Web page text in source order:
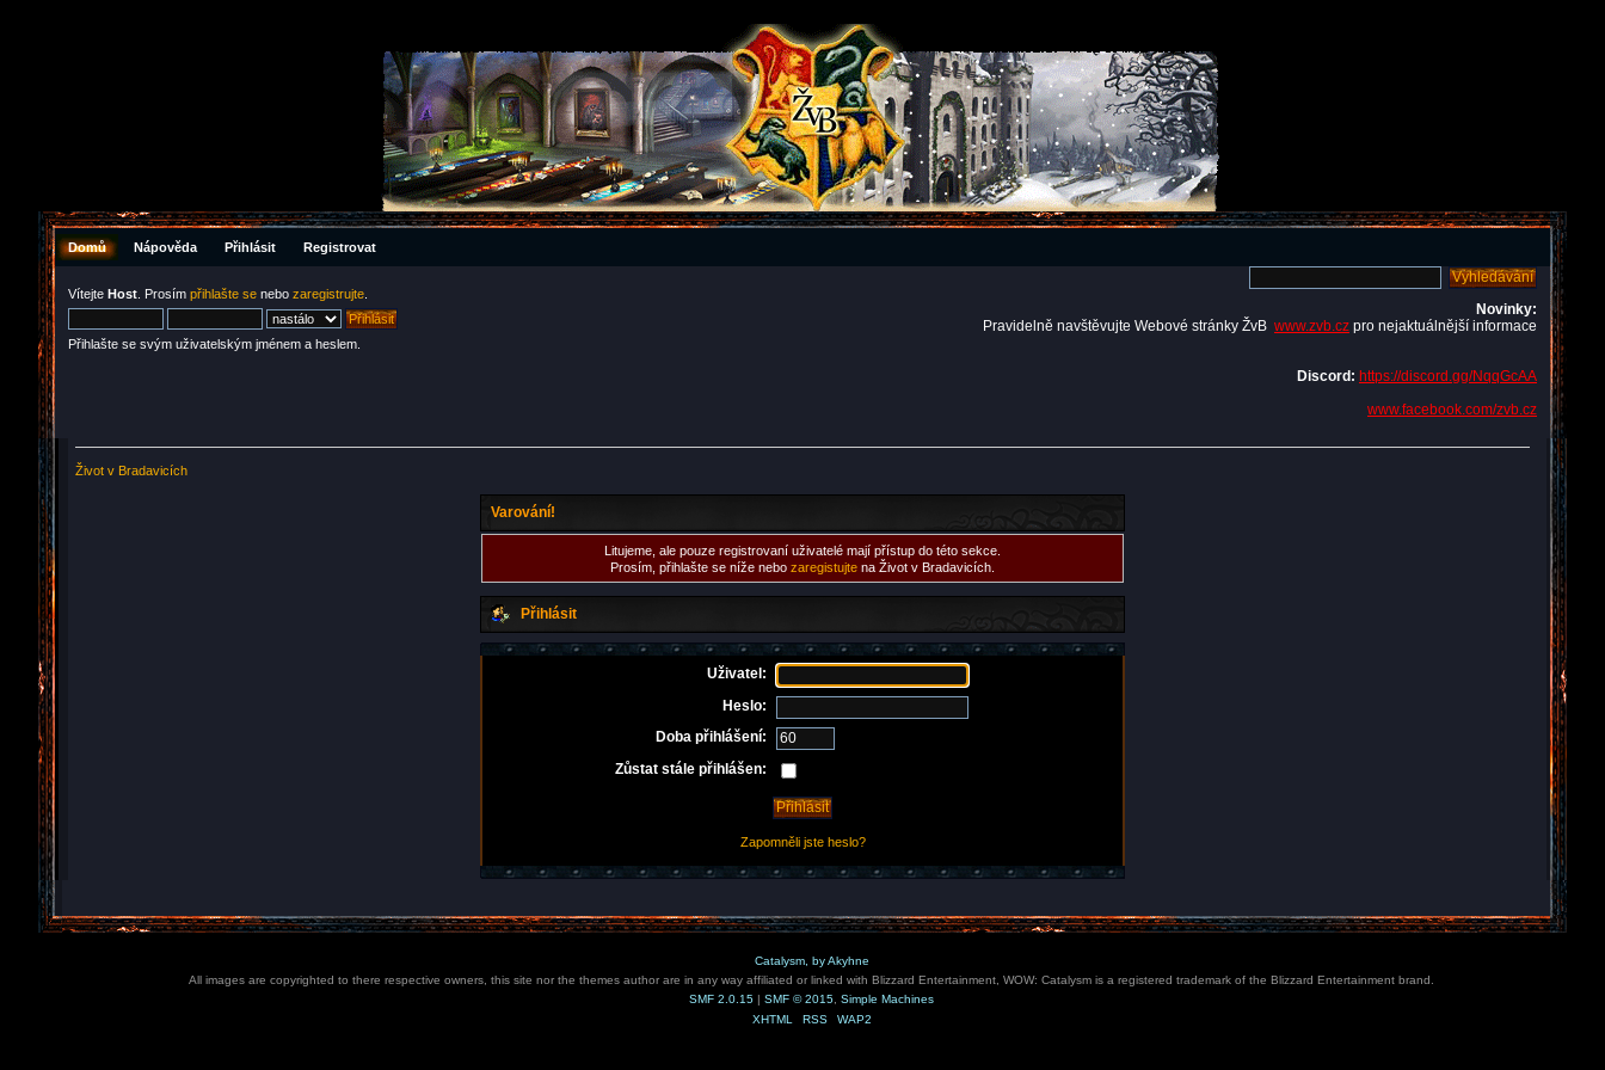
Domů Nápověda Přihlásit Registrovat
Vítejte Host . Prosím přihlašte se nebo zaregistrujte
Přihlašte se svým uživatelským jménem a heslem.
Novinky:
Pravidelně navštěvujte Webové stránky ŽvB www.zvb.cz pro nejaktuálnější informace
Discord: https://discord.gg/NqqGcAA
www.facebook.com/zvb.cz
Život v Bradavicích
Varování!
Litujeme, ale pouze registrovaní uživatelé mají přístup do této sekce.
Prosím, přihlašte se níže nebo zaregistujte na Život v Bradavicích.
Přihlásit
Uživatel:
Heslo:
Doba přihlášení:
Zůstat stále přihlášen:
Zapomněli jste heslo?
Catalysm, by Akyhne
All images are copyrighted to there respective owners, this site nor the themes author are in any way affiliated or linked with Blizzard Entertainment, WOW: Catalysm is a registered trademark of the Blizzard Entertainment brand.
SMF 2.0.15 | SMF © 2015 Simple Machines
XHTML
RSS WAP2